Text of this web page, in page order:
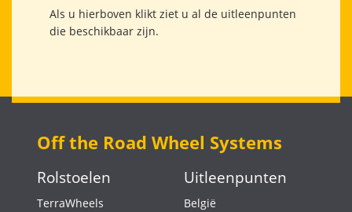
Als u hierboven klikt ziet u al de uitleenpunten
die beschikbaar zijn.
Off the Road Wheel Systems
Rolstoelen
TerraWheels
Uitleenpunten
België